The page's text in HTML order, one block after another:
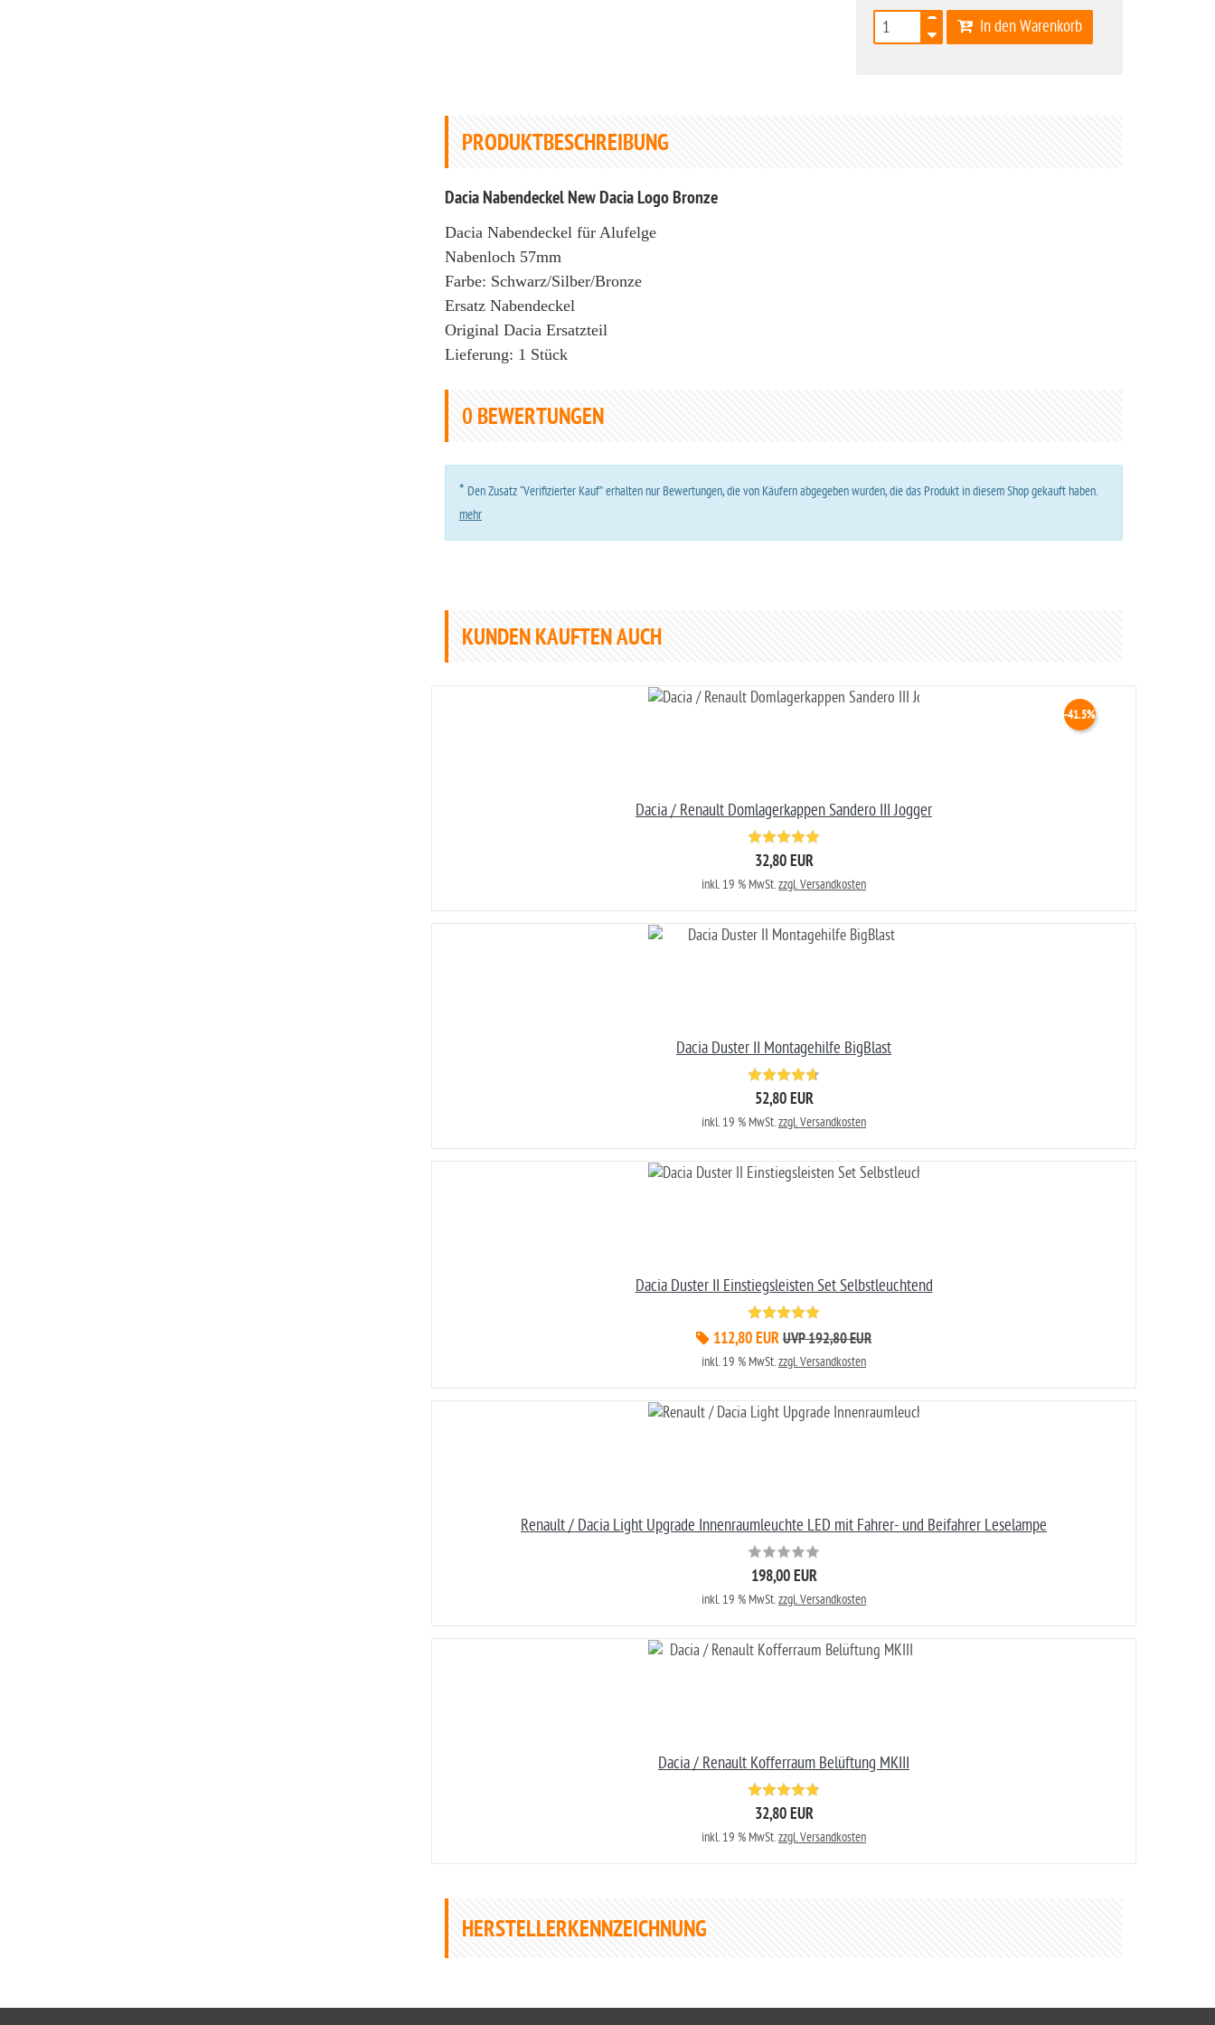
In den Warenkorb
PRODUKTBESCHREIBUNG
Dacia Nabendeckel New Dacia Logo Bronze
Dacia Nabendeckel für Alufelge
Nabenloch 57mm
Farbe: Schwarz/Silber/Bronze
Ersatz Nabendeckel
Original Dacia Ersatzteil
Lieferung: 1 Stück
0 BEWERTUNGEN
* Den Zusatz “Verifizierter Kauf” erhalten nur Bewertungen, die von Käufern abgegeben wurden, die das Produkt in diesem Shop gekauft haben.
mehr
KUNDEN KAUFTEN AUCH
Dacia / Renault Domlagerkappen Sandero III Jogger
32,80 EUR
inkl. 19 % MwSt.zzgl. Versandkosten
Dacia Duster II Montagehilfe BigBlast
52,80 EUR
inkl. 19 % MwSt.zzgl. Versandkosten
Dacia Duster II Einstiegsleisten Set Selbstleuchtend
112,80 EUR
-41.5%
UVP 192,80 EUR
inkl. 19 % MwSt.zzgl. Versandkosten
Renault / Dacia Light Upgrade Innenraumleuchte LED mit Fahrer- und Beifahrer Leselampe
198,00 EUR
inkl. 19 % MwSt.zzgl. Versandkosten
Dacia / Renault Kofferraum Belüftung MKIII
32,80 EUR
inkl. 19 % MwSt.zzgl. Versandkosten
HERSTELLERKENNZEICHNUNG